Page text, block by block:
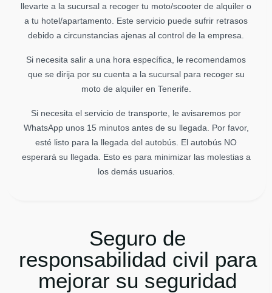
llevarte a la sucursal a recoger tu moto/scooter de alquiler o
a tu hotel/apartamento. Este servicio puede sufrir retrasos
debido a circunstancias ajenas al control de la empresa.
Si necesita salir a una hora específica, le recomendamos
que se dirija por su cuenta a la sucursal para recoger su
moto de alquiler en Tenerife.
Si necesita el servicio de transporte, le avisaremos por
WhatsApp unos 15 minutos antes de su llegada. Por favor,
esté listo para la llegada del autobús. El autobús NO
esperará su llegada. Esto es para minimizar las molestias a
los demás usuarios.
Seguro de
responsabilidad civil para
mejorar su seguridad